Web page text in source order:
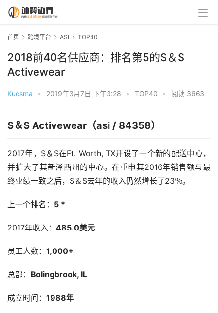
首页 跨境平台 ASI TOP40
2018前40名供应商：排名第5的S＆S
Activewear
Kucsma • 2019年3月7日 下午3:28 • TOP40 • 阅读 3663
S＆S Activewear（asi / 84358）
2017年，S＆S在Ft. Worth, TX开设了一个新的配送中心，
并扩大了其新泽西州的中心。在重申其2016年销售额与最
终业绩一致之后，S＆S去年的收入仍然增长了23％。
上一个排名： 5 *
2017年收入： 485.0美元
员工人数： 1,000+
总部： Bolingbrook, IL
成立时间： 1988年